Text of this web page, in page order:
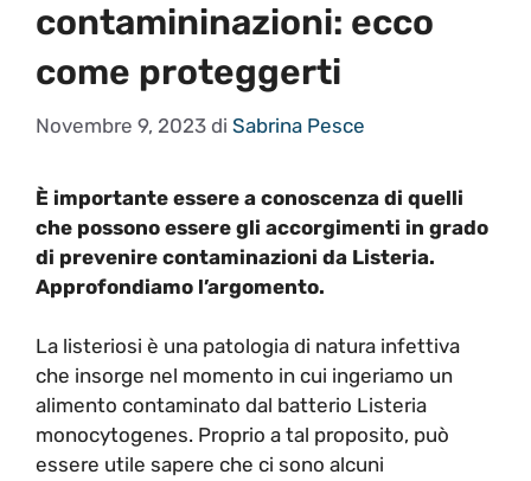
contamininazioni: ecco
come proteggerti
Novembre 9, 2023 di Sabrina Pesce
È importante essere a conoscenza di quelli
che possono essere gli accorgimenti in grado
di prevenire contaminazioni da Listeria.
Approfondiamo l’argomento.
La listeriosi è una patologia di natura infettiva
che insorge nel momento in cui ingeriamo un
alimento contaminato dal batterio Listeria
monocytogenes. Proprio a tal proposito, può
essere utile sapere che ci sono alcuni